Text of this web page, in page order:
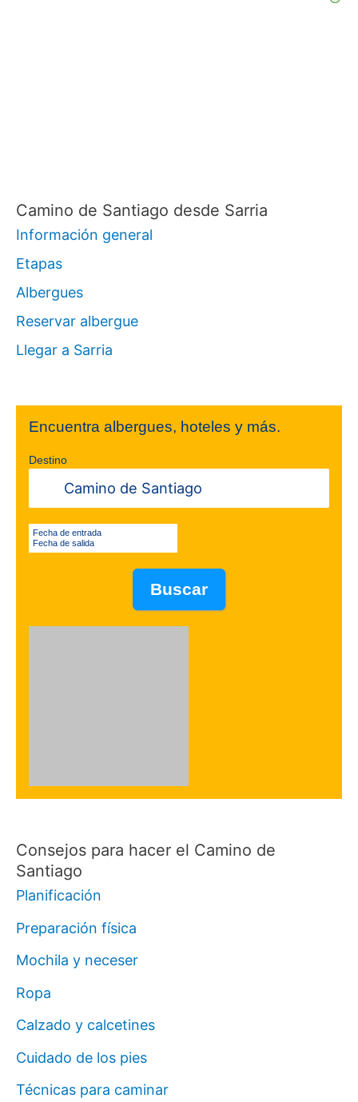
Camino de Santiago desde Sarria
Información general
Etapas
Albergues
Reservar albergue
Llegar a Sarria
Encuentra albergues, hoteles y más.
Destino
Fecha de entrada
Fecha de salida
Consejos para hacer el Camino de
Santiago
Planificación
Preparación física
Mochila y neceser
Ropa
Calzado y calcetines
Cuidado de los pies
Técnicas para caminar